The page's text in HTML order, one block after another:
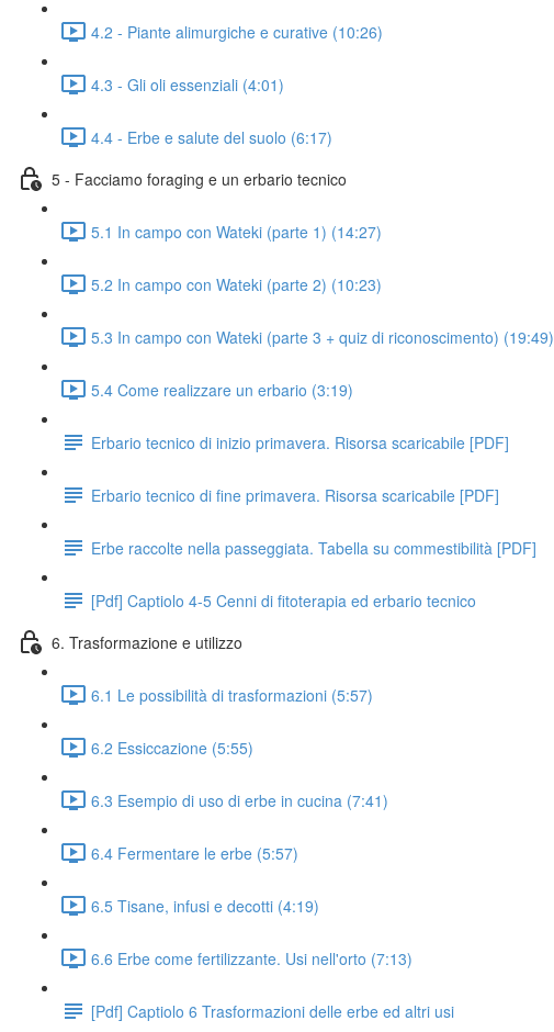
4.2 - Piante alimurgiche e curative (10:26)
4.3 - Gli oli essenziali (4:01)
4.4 - Erbe e salute del suolo (6:17)
5 - Facciamo foraging e un erbario tecnico
5.1 In campo con Wateki (parte 1) (14:27)
5.2 In campo con Wateki (parte 2) (10:23)
5.3 In campo con Wateki (parte 3 + quiz di riconoscimento) (19:49)
5.4 Come realizzare un erbario (3:19)
Erbario tecnico di inizio primavera. Risorsa scaricabile [PDF]
Erbario tecnico di fine primavera. Risorsa scaricabile [PDF]
Erbe raccolte nella passeggiata. Tabella su commestibilità [PDF]
[Pdf] Captiolo 4-5 Cenni di fitoterapia ed erbario tecnico
6. Trasformazione e utilizzo
6.1 Le possibilità di trasformazioni (5:57)
6.2 Essiccazione (5:55)
6.3 Esempio di uso di erbe in cucina (7:41)
6.4 Fermentare le erbe (5:57)
6.5 Tisane, infusi e decotti (4:19)
6.6 Erbe come fertilizzante. Usi nell'orto (7:13)
[Pdf] Captiolo 6 Trasformazioni delle erbe ed altri usi